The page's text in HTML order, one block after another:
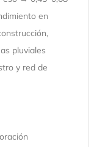
en
pluviales
y red de